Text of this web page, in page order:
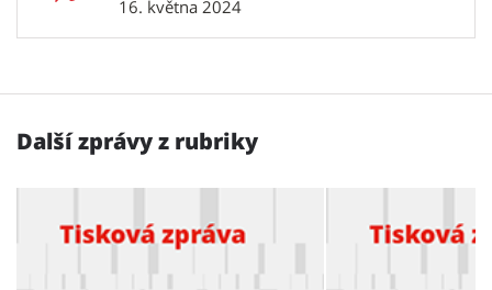
16. května 2024
Další zprávy z rubriky